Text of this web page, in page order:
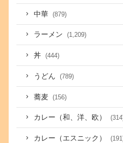
中華 (879)
ラーメン (1,209)
丼 (444)
うどん (789)
蕎麦 (156)
カレー（和、洋、欧）
カレー（エスニック）